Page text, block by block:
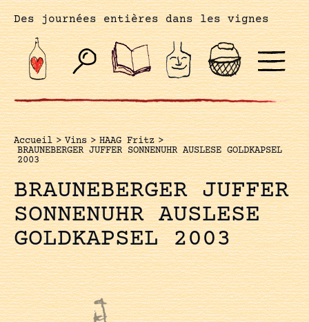
Des journées entières dans les vignes
Accueil > Vins > HAAG Fritz >
BRAUNEBERGER JUFFER SONNENUHR AUSLESE GOLDKAPSEL
2003
BRAUNEBERGER JUFFER
SONNENUHR AUSLESE
GOLDKAPSEL 2003